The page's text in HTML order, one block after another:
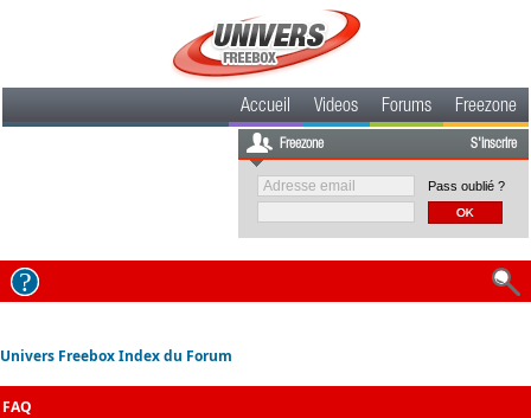
Accueil Videos Forums Freezone
Freezone S'inscrire
Pass oublié ?
Univers Freebox Index du Forum
FAQ